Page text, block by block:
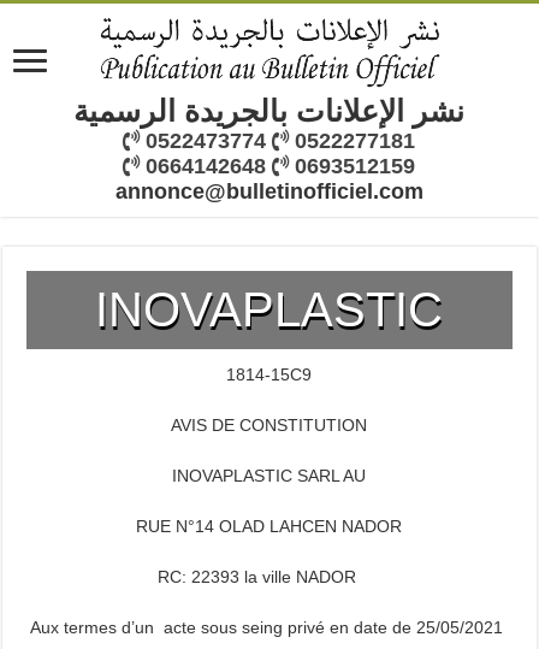
نشر الإعلانات بالجريدة الرسمية
0522473774
0522277181
0664142648
0693512159
annonce@bulletinofficiel.com
INOVAPLASTIC
1814-15C9
AVIS DE CONSTITUTION
INOVAPLASTIC SARL AU
RUE N°14 OLAD LAHCEN NADOR
RC: 22393 la ville NADOR
Aux termes d’un acte sous seing privé en date de 25/05/2021